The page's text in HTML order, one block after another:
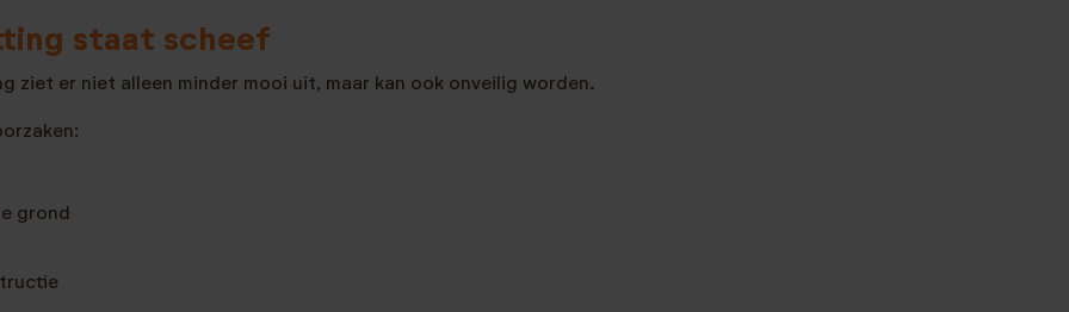
staat scheef
ziet er niet alleen minder mooi uit, maar kan ook onveilig worden.
grond